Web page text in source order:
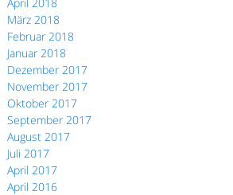
März 2018
Februar 2018
Januar 2018
Dezember 2017
November 2017
Oktober 2017
September 2017
August 2017
Juli 2017
April 2017
April 2016